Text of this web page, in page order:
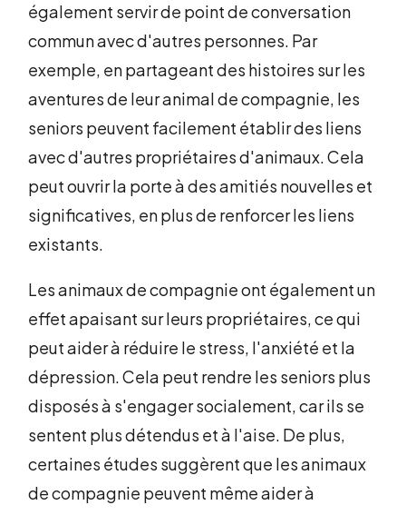
également servir de point de conversation
commun avec d'autres personnes. Par
exemple, en partageant des histoires sur les
aventures de leur animal de compagnie, les
seniors peuvent facilement établir des liens
avec d'autres propriétaires d'animaux. Cela
peut ouvrir la porte à des amitiés nouvelles et
significatives, en plus de renforcer les liens
existants.
Les animaux de compagnie ont également un
effet apaisant sur leurs propriétaires, ce qui
peut aider à réduire le stress, l'anxiété et la
dépression. Cela peut rendre les seniors plus
disposés à s'engager socialement, car ils se
sentent plus détendus et à l'aise. De plus,
certaines études suggèrent que les animaux
de compagnie peuvent même aider à